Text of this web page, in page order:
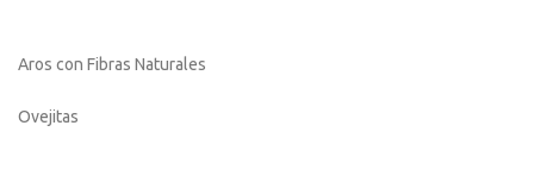
Aros con Fibras Naturales
Ovejitas